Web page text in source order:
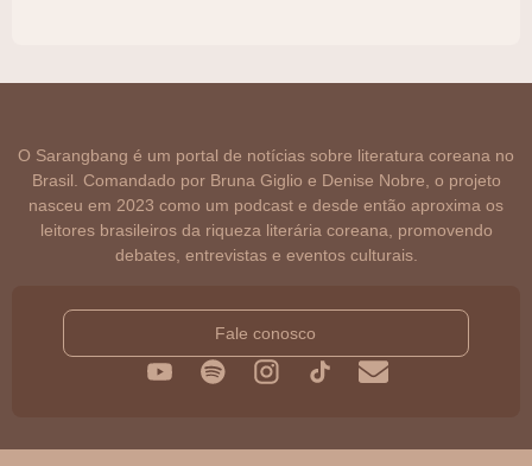
O Sarangbang é um portal de notícias sobre literatura coreana no
Brasil. Comandado por Bruna Giglio e Denise Nobre, o projeto
nasceu em 2023 como um podcast e desde então aproxima os
leitores brasileiros da riqueza literária coreana, promovendo
debates, entrevistas e eventos culturais.
Fale conosco